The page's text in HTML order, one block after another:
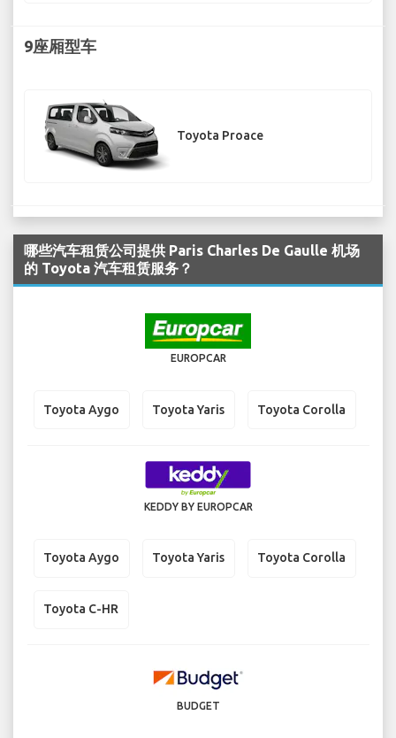
9座厢型车
Toyota Proace
哪些汽车租赁公司提供 Paris Charles De Gaulle 机场
的 Toyota 汽车租赁服务？
EUROPCAR
Toyota Aygo Toyota Yaris Toyota Corolla
KEDDY BY EUROPCAR
Toyota Aygo Toyota Yaris Toyota Corolla
Toyota C-HR
BUDGET